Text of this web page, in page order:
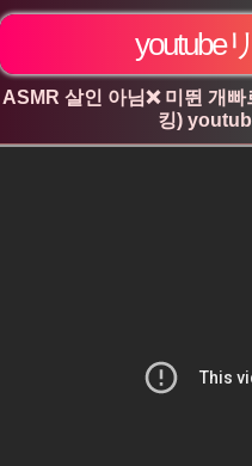
youtube
ASMR 살인 아님❌ 미뛴 개
킹)